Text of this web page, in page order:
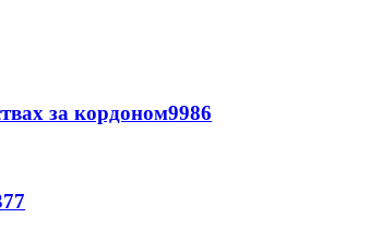
за кордоном9986